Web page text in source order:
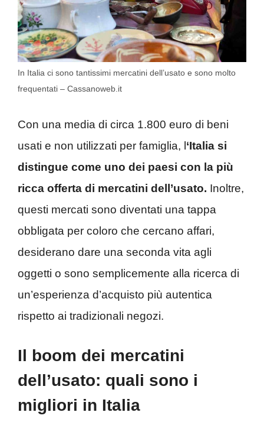
In Italia ci sono tantissimi mercatini dell’usato e sono molto
frequentati – Cassanoweb.it
Con una media di circa 1.800 euro di beni
usati e non utilizzati per famiglia, l‘Italia si
distingue come uno dei paesi con la più
ricca offerta di mercatini dell’usato. Inoltre,
questi mercati sono diventati una tappa
obbligata per coloro che cercano affari,
desiderano dare una seconda vita agli
oggetti o sono semplicemente alla ricerca di
un’esperienza d’acquisto più autentica
rispetto ai tradizionali negozi.
Il boom dei mercatini
dell’usato: quali sono i
migliori in Italia